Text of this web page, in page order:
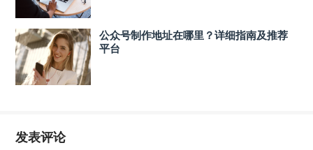
公众号制作地址在哪里？详细指南及推荐
平台
发表评论